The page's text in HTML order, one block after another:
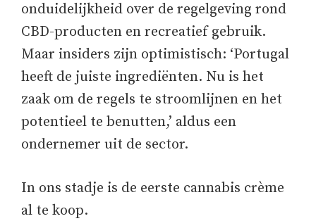
onduidelijkheid over de regelgeving rond
CBD-producten en recreatief gebruik.
Maar insiders zijn optimistisch: ‘Portugal
heeft de juiste ingrediënten. Nu is het
zaak om de regels te stroomlijnen en het
potentieel te benutten,’ aldus een
ondernemer uit de sector.
In ons stadje is de eerste cannabis crème
al te koop.